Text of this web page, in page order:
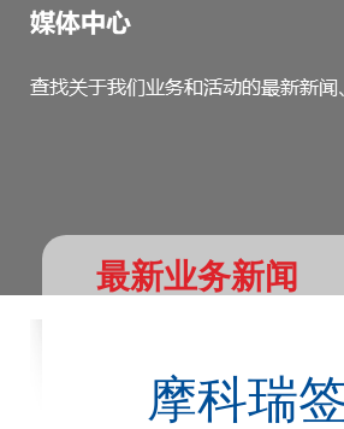
最新业务新闻
摩科瑞